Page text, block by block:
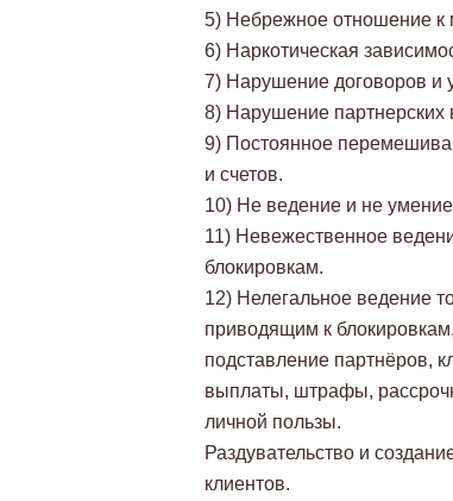
5) Небрежное отношение к
6) Наркотическая
7) Нарушение договоров и
8) Нарушение партнерских
9) Постоянное
и счетов.
10) Не ведение и не умение
11) Невежественное
блокировкам.
12) Нелегальное ведение
приводящим к
подставление партнёров,
выплаты, штрафы,
личной пользы.
Раздувательство и
клиентов.